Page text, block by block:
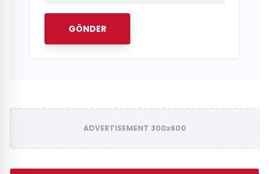
GÖNDER
ADVERTISEMENT 300x600